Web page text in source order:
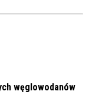
węglowodanów